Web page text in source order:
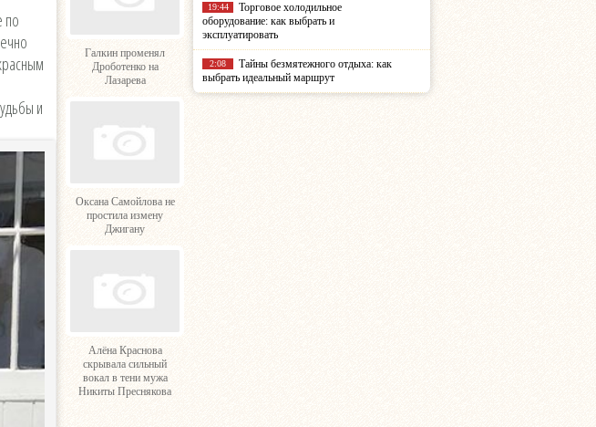
по
и
Галкин променял
Дроботенко на
Лазарева
Оксана Самойлова не
простила измену
Джигану
Алёна Краснова
скрывала сильный
вокал в тени мужа
Никиты Преснякова
19:44
Торговое холодильное
оборудование: как выбрать и
эксплуатировать
2:08
Тайны безмятежного отдыха: как
выбрать идеальный маршрут